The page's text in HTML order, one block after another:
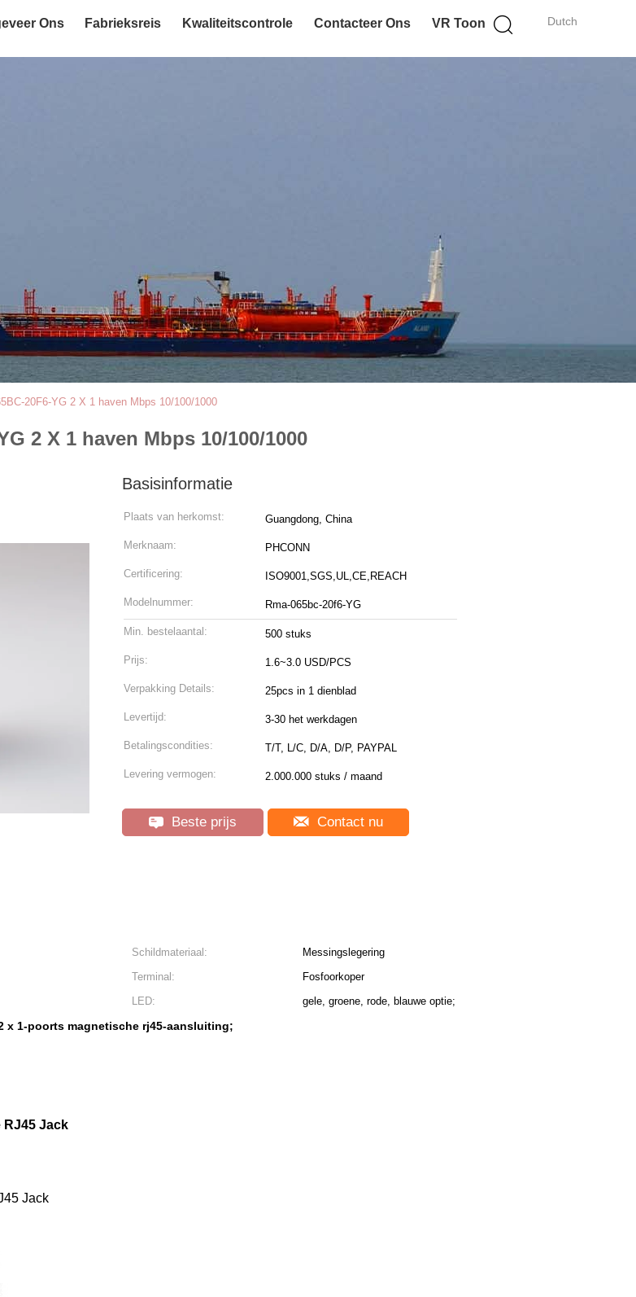
Dutch
Ons Fabrieksreis Kwaliteitscontrole Contacteer Ons VR Toon
20F6-YG 2 X 1 haven Mbps 10/100/1000
2 X 1 haven Mbps 10/100/1000
Basisinformatie
Plaats van herkomst: Guangdong, China
Merknaam: PHCONN
Certificering: ISO9001,SGS,UL,CE,REACH
Modelnummer: Rma-065bc-20f6-YG
Min. bestelaantal: 500 stuks
Prijs: 1.6~3.0 USD/PCS
Verpakking Details: 25pcs in 1 dienblad
Levertijd: 3-30 het werkdagen
Betalingscondities: T/T, L/C, D/A, D/P, PAYPAL
Levering vermogen: 2.000.000 stuks / maand
Beste prijs Contact nu
Schildmateriaal:
Messingslegering
Terminal:
Fosfoorkoper
LED:
gele, groene, rode, blauwe optie;
x 1-poorts magnetische rj45-aansluiting;
RJ45 Jack
Jack